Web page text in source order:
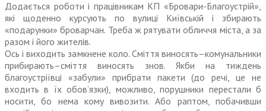
Додається роботи і працівникам КП «Бровари-Благоустрій»,
які щоденно курсують по вулиці Київській і збирають
«подарунки» броварчан. Треба ж рятувати обличчя міста, а за
разом і його жителів.
Ось і виходить замкнене коло. Сміття виносять–комунальники
прибирають–сміття виносять знов. Якби на тиждень
благоустріївці «забули» прибрати пакети (до речі, це не
входить в їх обов’язки), можливо, порушники перестали б
носити, бо нема кому вивозити. Або раптом, побачивши